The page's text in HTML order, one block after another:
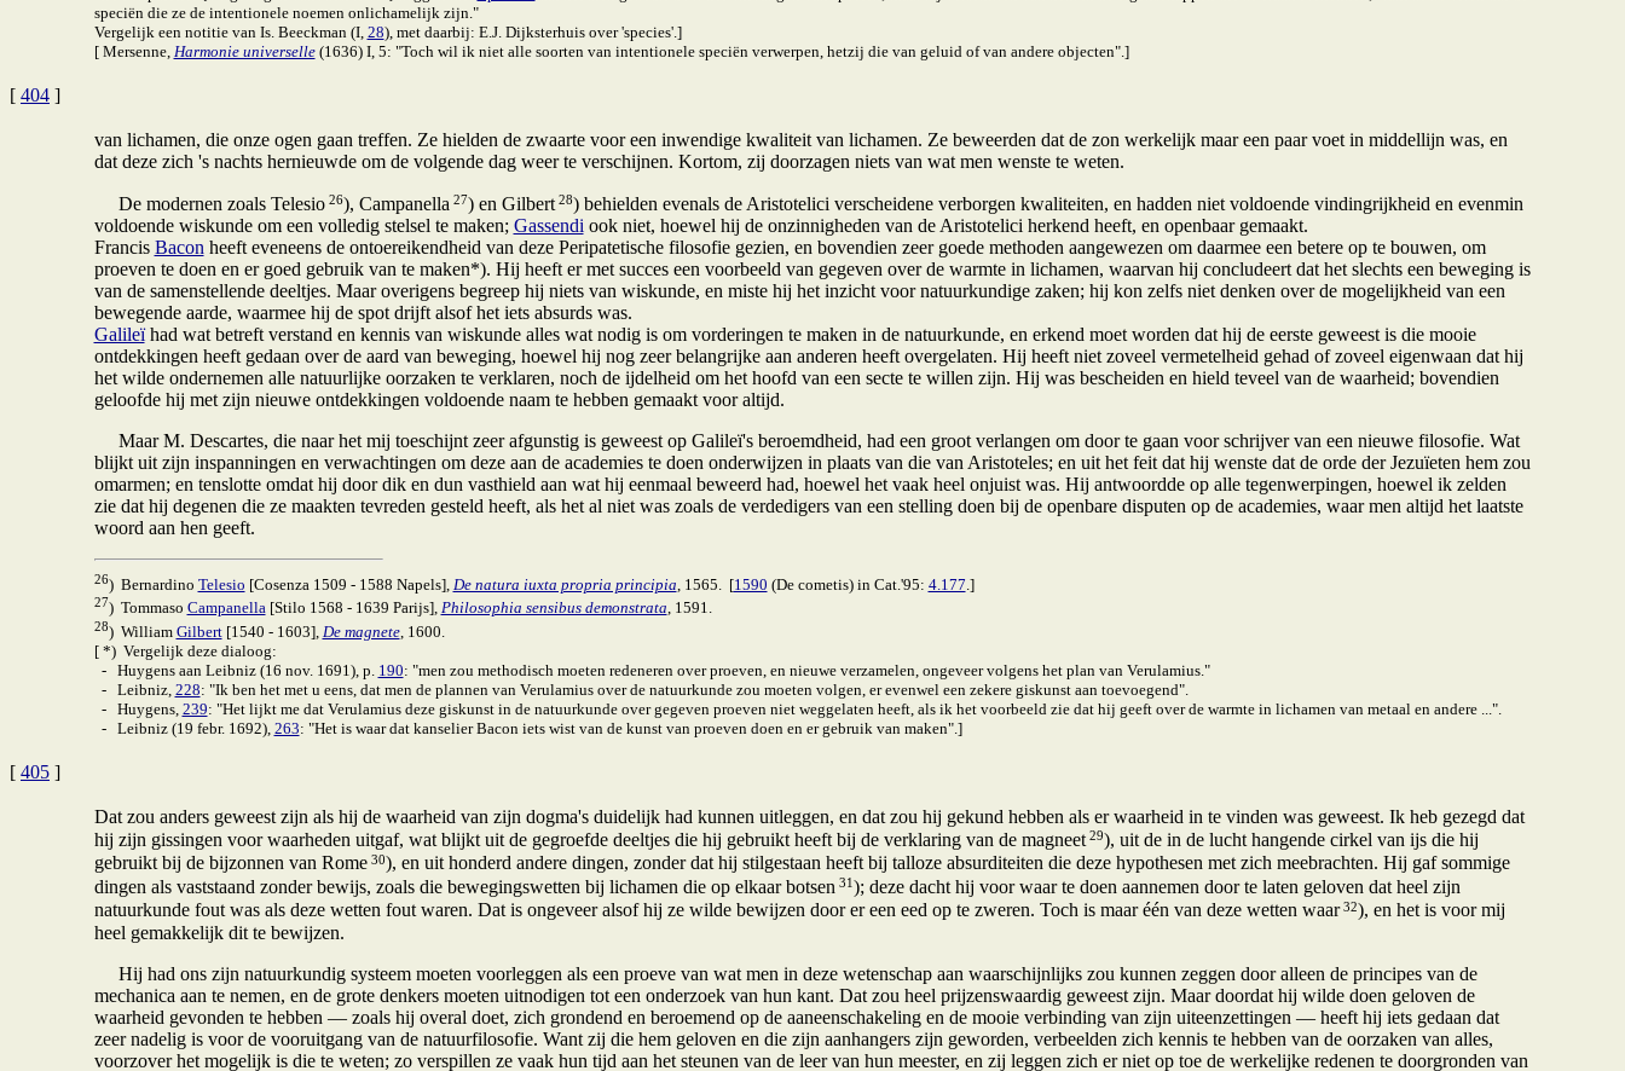
speciën die ze de intentionele noemen onlichamelijk zijn."
Vergelijk een notitie van Is. Beeckman (I, 28), met daarbij: E.J. Dijksterhuis over 'species'.]
[ Mersenne, Harmonie universelle(1636) I, 5: "Toch wil ik niet alle soorten van intentionele speciën verwerpen, hetzij die van geluid of van andere objecten".]
[ 404 ]
van lichamen, die onze ogen gaan treffen. Ze hielden de zwaarte voor een inwendige kwaliteit van lichamen. Ze beweerden dat de zon werkelijk maar een paar voet in middellijn was, en
dat deze zich 's nachts hernieuwde om de volgende dag weer te verschijnen. Kortom, zij doorzagen niets van wat men wenste te weten.
De modernen zoals Telesio 26), Campanella 27) en Gilbert28) behielden evenals de Aristotelici verscheidene verborgen kwaliteiten, en hadden niet voldoende vindingrijkheid en evenmin
voldoende wiskunde om een volledig stelsel te maken; Gassendiook niet, hoewel hij de onzinnigheden van de Aristotelici herkend heeft, en openbaar gemaakt.
Francis Baconheeft eveneens de ontoereikendheid van deze Peripatetische filosofie gezien, en bovendien zeer goede methoden aangewezen om daarmee een betere op te bouwen, om
proeven te doen en er goed gebruik van te maken*). Hij heeft er met succes een voorbeeld van gegeven over de warmte in lichamen, waarvan hij concludeert dat het slechts een beweging is
van de samenstellende deeltjes. Maar overigens begreep hij niets van wiskunde, en miste hij het inzicht voor natuurkundige zaken; hij kon zelfs niet denken over de mogelijkheid van een
bewegende aarde, waarmee hij de spot drijft alsof het iets absurds was.
Galileïhad wat betreft verstand en kennis van wiskunde alles wat nodig is om vorderingen te maken in de natuurkunde, en erkend moet worden dat hij de eerste geweest is die mooie
ontdekkingen heeft gedaan over de aard van beweging, hoewel hij nog zeer belangrijke aan anderen heeft overgelaten. Hij heeft niet zoveel vermetelheid gehad of zoveel eigenwaan dat hij
het wilde ondernemen alle natuurlijke oorzaken te verklaren, noch de ijdelheid om het hoofd van een secte te willen zijn. Hij was bescheiden en hield teveel van de waarheid; bovendien
geloofde hij met zijn nieuwe ontdekkingen voldoende naam te hebben gemaakt voor altijd.
Maar M. Descartes, die naar het mij toeschijnt zeer afgunstig is geweest op Galileï's beroemdheid, had een groot verlangen om door te gaan voor schrijver van een nieuwe filosofie. Wat
blijkt uit zijn inspanningen en verwachtingen om deze aan de academies te doen onderwijzen in plaats van die van Aristoteles; en uit het feit dat hij wenste dat de orde der Jezuïeten hem zou
omarmen; en tenslotte omdat hij door dik en dun vasthield aan wat hij eenmaal beweerd had, hoewel het vaak heel onjuist was. Hij antwoordde op alle tegenwerpingen, hoewel ik zelden
zie dat hij degenen die ze maakten tevreden gesteld heeft, als het al niet was zoals de verdedigers van een stelling doen bij de openbare disputen op de academies, waar men altijd het laatste
woord aan hen geeft.
26) Bernardino Telesio [Cosenza 1509 - 1588 Napels], De natura iuxta propria principia , 1565. [1590 (De cometis) in Cat.'95: 4.177 .]
27) Tommaso Campanella[Stilo 1568 - 1639 Parijs], Philosophia sensibus demonstrata, 1591.
28) William Gilbert[1540 - 1603], De magnete, 1600.
[ *) Vergelijk deze dialoog:
- Huygens aan Leibniz (16 nov. 1691), p. 190: "men zou methodisch moeten redeneren over proeven, en nieuwe verzamelen, ongeveer volgens het plan van Verulamius."
- Leibniz, 228: "Ik ben het met u eens, dat men de plannen van Verulamius over de natuurkunde zou moeten volgen, er evenwel een zekere giskunst aan toevoegend".
- Huygens, 239: "Het lijkt me dat Verulamius deze giskunst in de natuurkunde over gegeven proeven niet weggelaten heeft, als ik het voorbeeld zie dat hij geeft over de warmte in lichamen van metaal en andere ...".
- Leibniz (19 febr. 1692), 263: "Het is waar dat kanselier Bacon iets wist van de kunst van proeven doen en er gebruik van maken".]
[ 405 ]
Dat zou anders geweest zijn als hij de waarheid van zijn dogma's duidelijk had kunnen uitleggen, en dat zou hij gekund hebben als er waarheid in te vinden was geweest. Ik heb gezegd dat
hij zijn gissingen voor waarheden uitgaf, wat blijkt uit de gegroefde deeltjes die hij gebruikt heeft bij de verklaring van de magneet29), uit de in de lucht hangende cirkel van ijs die hij
gebruikt bij de bijzonnen van Rome30), en uit honderd andere dingen, zonder dat hij stilgestaan heeft bij talloze absurditeiten die deze hypothesen met zich meebrachten. Hij gaf sommige
dingen als vaststaand zonder bewijs, zoals die bewegingswetten bij lichamen die op elkaar botsen 31); deze dacht hij voor waar te doen aannemen door te laten geloven dat heel zijn
natuurkunde fout was als deze wetten fout waren. Dat is ongeveer alsof hij ze wilde bewijzen door er een eed op te zweren. Toch is maar één van deze wetten waar32), en het is voor mij
heel gemakkelijk dit te bewijzen.
Hij had ons zijn natuurkundig systeem moeten voorleggen als een proeve van wat men in deze wetenschap aan waarschijnlijks zou kunnen zeggen door alleen de principes van de
mechanica aan te nemen, en de grote denkers moeten uitnodigen tot een onderzoek van hun kant. Dat zou heel prijzenswaardig geweest zijn. Maar doordat hij wilde doen geloven de
waarheid gevonden te hebben — zoals hij overal doet, zich grondend en beroemend op de aaneenschakeling en de mooie verbinding van zijn uiteenzettingen — heeft hij iets gedaan dat
zeer nadelig is voor de vooruitgang van de natuurfilosofie. Want zij die hem geloven en die zijn aanhangers zijn geworden, verbeelden zich kennis te hebben van de oorzaken van alles,
voorzover het mogelijk is die te weten; zo verspillen ze vaak hun tijd aan het steunen van de leer van hun meester, en zij leggen zich er niet op toe de werkelijke redenen te doorgronden van